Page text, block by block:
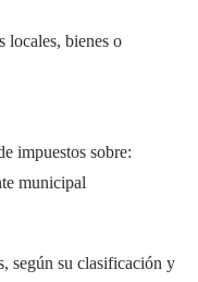
locales, bienes o
impuestos sobre:
municipal
según su clasificación y